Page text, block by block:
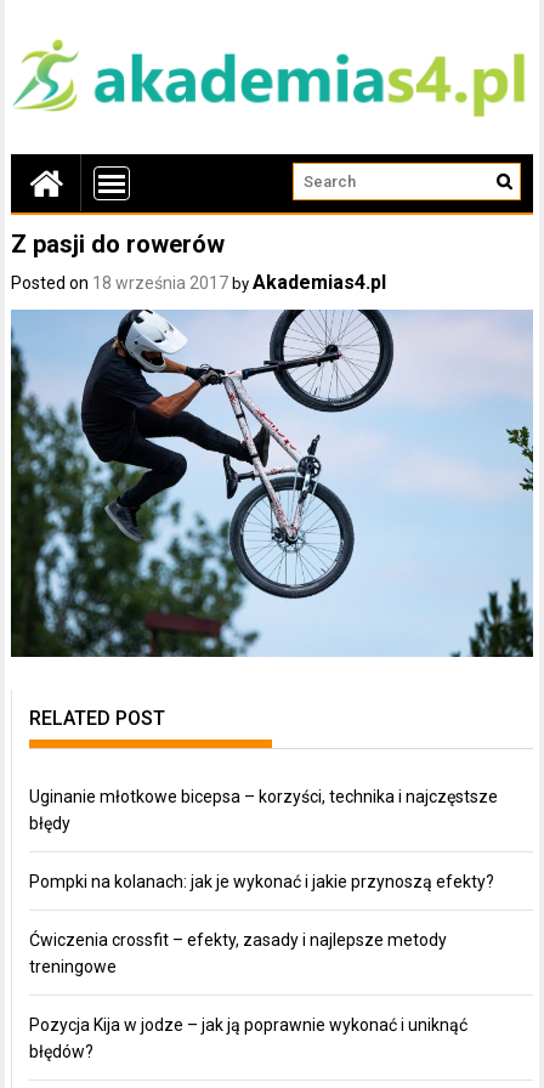
Z pasji do rowerów
Posted on 18 września 2017 byAkademias4.pl
RELATED POST
Uginanie młotkowe bicepsa – korzyści, technika i najczęstsze
błędy
Pompki na kolanach: jak je wykonać i jakie przynoszą efekty?
Ćwiczenia crossfit – efekty, zasady i najlepsze metody
treningowe
Pozycja Kija w jodze – jak ją poprawnie wykonać i uniknąć
błędów?